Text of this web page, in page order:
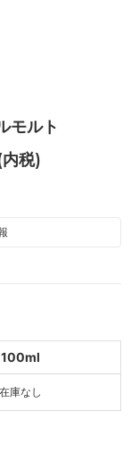
モルト
税)
100ml
在庫なし